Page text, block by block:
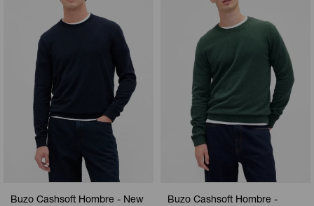
Buzo Cashsoft Hombre - New
Buzo Cashsoft Hombre -